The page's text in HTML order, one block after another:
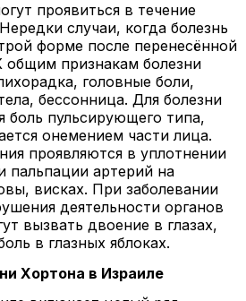
проявиться в течение
случаи, когда болезнь
форме после перенесённой
общим признакам болезни
головные боли,
бессонница. Для болезни
боль пульсирующего типа,
онемением части лица.
проявляются в уплотнении
пальпации артерий на
висках. При заболевании
деятельности органов
вызвать двоение в глазах,
в глазных яблоках.
Хортона в Израиле